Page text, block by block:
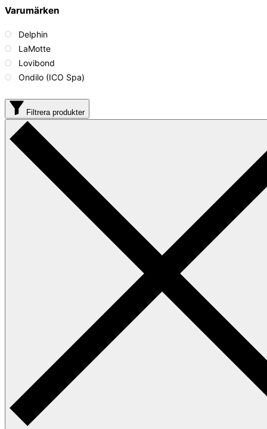
Varumärken
Delphin
LaMotte
Lovibond
Ondilo (ICO Spa)
Filtrera produkter